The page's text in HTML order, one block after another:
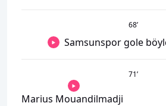
68’
Samsunspor gole
71’
Marius Mouandilmadji